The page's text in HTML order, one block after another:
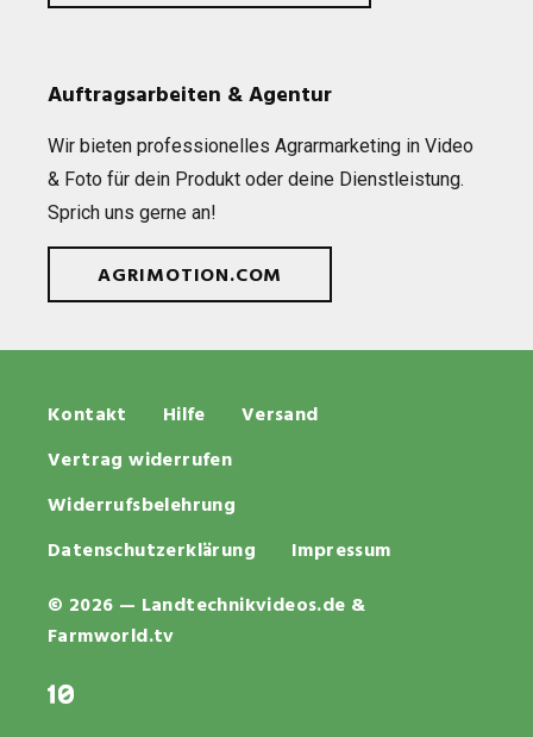
Auftragsarbeiten & Agentur
Wir bie­ten pro­fes­sio­nel­les Agrar­mar­ke­ting in Video
& Foto für dein Pro­dukt oder deine Dienst­leis­tung.
Sprich uns gerne an!
AGRIMOTION.COM
© 2026 — Landtechnikvideos.de &
Farmworld.tv
Kontakt Hilfe
Versand
Vertrag widerrufen
Widerrufsbelehrung
Datenschutzerklärung
Impressum